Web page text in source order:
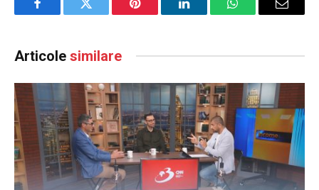
FacebookTwitter Pinterest LinkedInWhatsAppEmail
Articole similare